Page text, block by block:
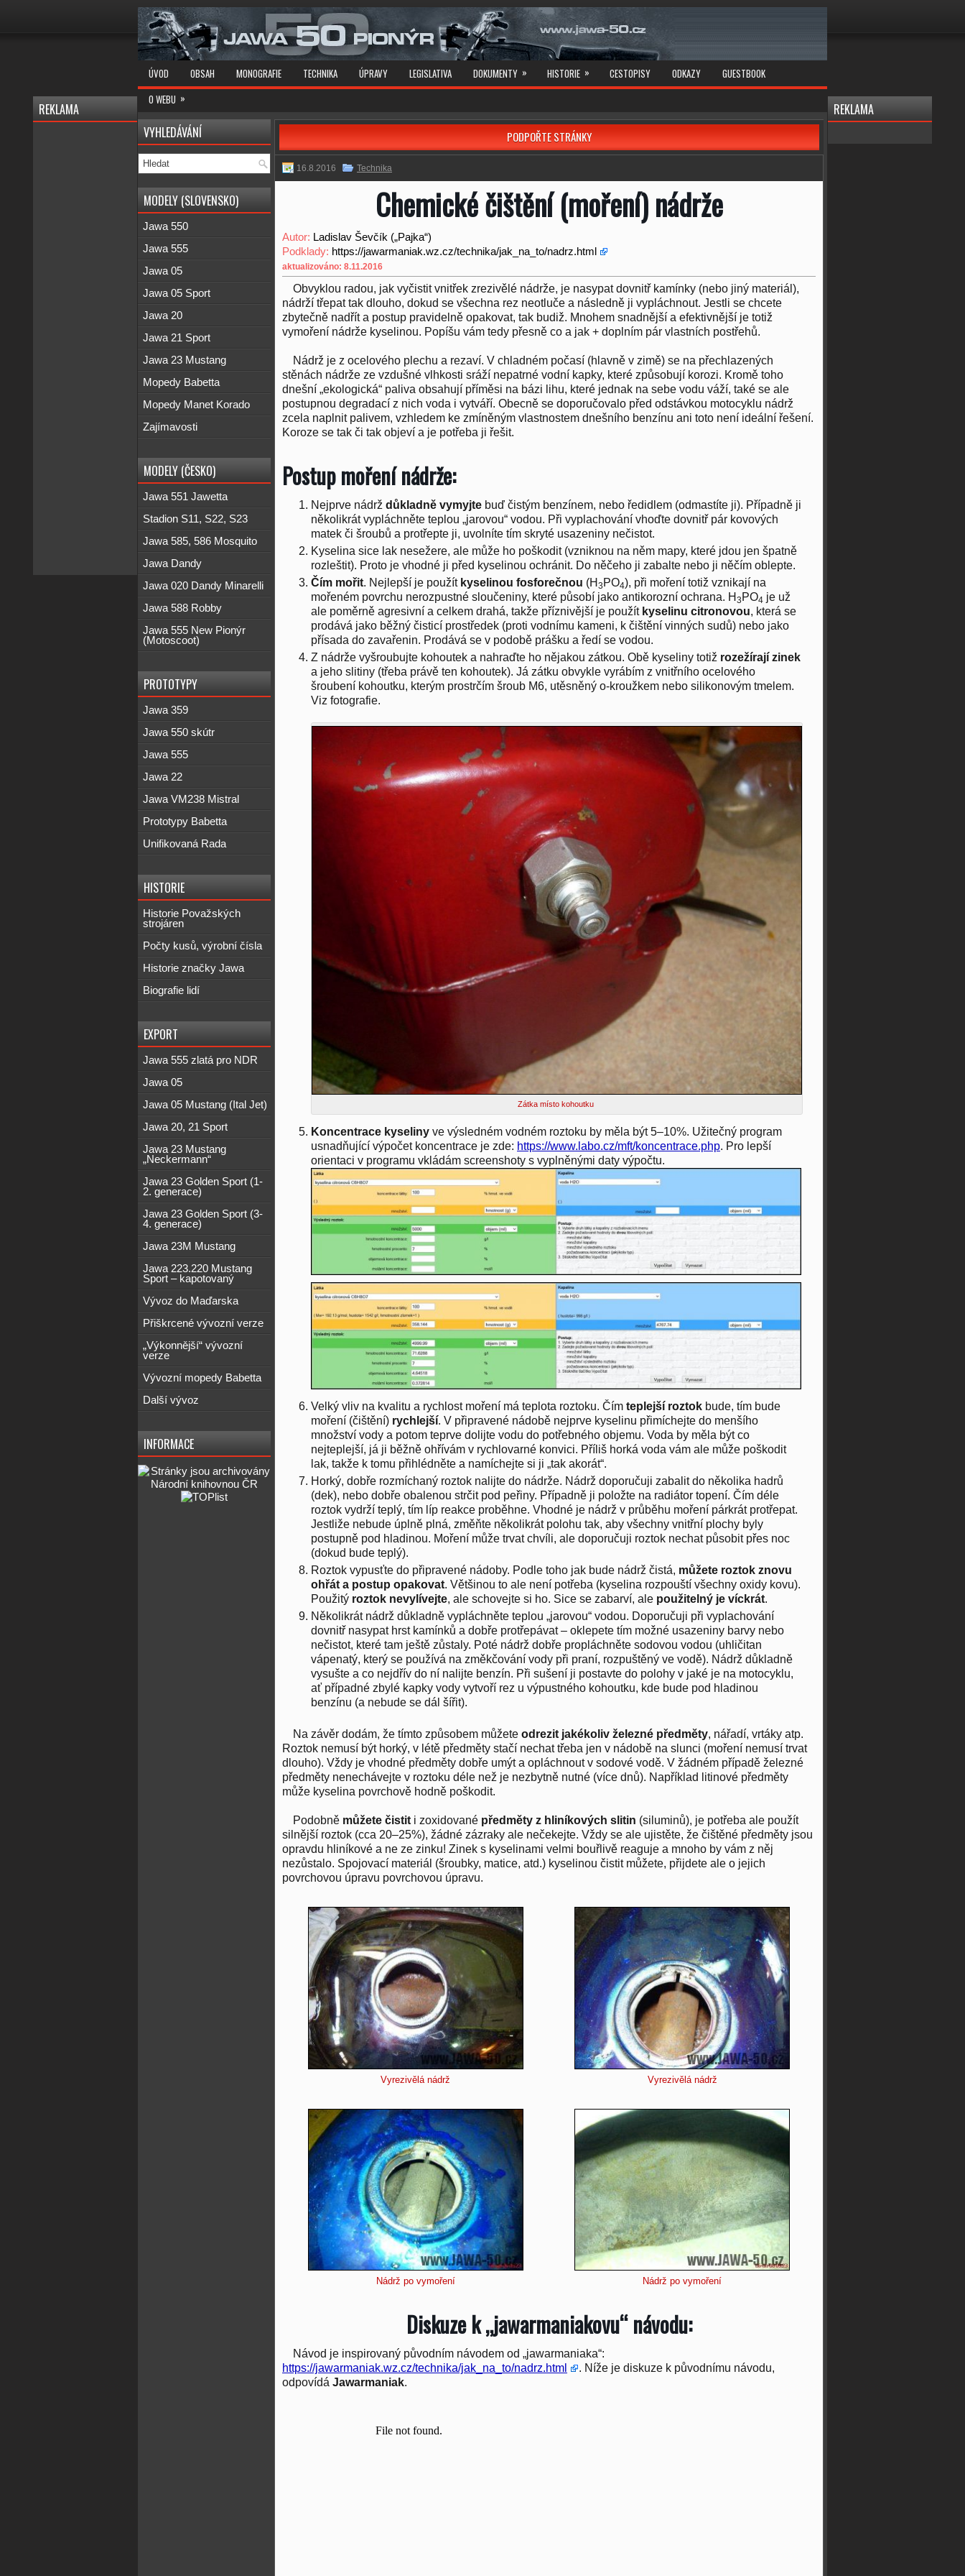
ÚVOD OBSAH MONOGRAFIE TECHNIKA ÚPRAVY LEGISLATIVA DOKUMENTY » HISTORIE » CESTOPISY ODKAZY
GUESTBOOK
O WEBU »
REKLAMA
REKLAMA
PODPOŘTE STRÁNKY
16.8.2016 Technika
Chemické čištění (moření) nádrže
Autor: Ladislav Ševčík („Pajka“)
Podklady: https://jawarmaniak.wz.cz/technika/jak_na_to/nadrz.html
aktualizováno: 8.11.2016
Obvyklou radou, jak vyčistit vnitřek zrezivělé nádrže, je nasypat dovnitř kamínky (nebo jiný materiál),
nádrží třepat tak dlouho, dokud se všechna rez neotluče a následně ji vypláchnout. Jestli se chcete
zbytečně nadřít a postup pravidelně opakovat, tak budiž. Mnohem snadnější a efektivnější je totiž
vymoření nádrže kyselinou. Popíšu vám tedy přesně co a jak + doplním pár vlastních postřehů.
Nádrž je z ocelového plechu a rezaví. V chladném počasí (hlavně v zimě) se na přechlazených
stěnách nádrže ze vzdušné vlhkosti sráží nepatrné vodní kapky, které způsobují korozi. Kromě toho
dnešní „ekologická“ paliva obsahují příměsi na bázi lihu, které jednak na sebe vodu váží, také se ale
postupnou degradací z nich voda i vytváří. Obecně se doporučovalo před odstávkou motocyklu nádrž
zcela naplnit palivem, vzhledem ke zmíněným vlastnostem dnešního benzínu ani toto není ideální řešení.
Koroze se tak či tak objeví a je potřeba ji řešit.
Postup moření nádrže:
Nejprve nádrž důkladně vymyjte buď čistým benzínem, nebo ředidlem (odmastíte ji). Případně ji
několikrát vypláchněte teplou „jarovou“ vodou. Při vyplachování vhoďte dovnitř pár kovových
matek či šroubů a protřepte ji, uvolníte tím skryté usazeniny nečistot.
Kyselina sice lak nesežere, ale může ho poškodit (vzniknou na něm mapy, které jdou jen špatně
rozleštit). Proto je vhodné ji před kyselinou ochránit. Do něčeho ji zabalte nebo ji něčím oblepte.
Čím mořit. Nejlepší je použít kyselinou fosforečnou (H 3 PO4), při moření totiž vznikají na
mořeném povrchu nerozpustné sloučeniny, které působí jako antikorozní ochrana. H 3 PO4 je už
ale poměrně agresivní a celkem drahá, takže příznivější je použít kyselinu citronovou, která se
prodává jako běžný čisticí prostředek (proti vodnímu kameni, k čištění vinných sudů) nebo jako
přísada do zavařenin. Prodává se v podobě prášku a ředí se vodou.
Z nádrže vyšroubujte kohoutek a nahraďte ho nějakou zátkou. Obě kyseliny totiž rozežírají zinek
a jeho slitiny (třeba právě ten kohoutek). Já zátku obvykle vyrábím z vnitřního ocelového
šroubení kohoutku, kterým prostrčím šroub M6, utěsněný o-kroužkem nebo silikonovým tmelem.
Viz fotografie.
Zátka místo kohoutku
Koncentrace kyseliny ve výsledném vodném roztoku by měla být 5–10%. Užitečný program
usnadňující výpočet koncentrace je zde: https://www.labo.cz/mft/koncentrace.php. Pro lepší
orientaci v programu vkládám screenshoty s vyplněnými daty výpočtu.
Velký vliv na kvalitu a rychlost moření má teplota roztoku. Čím teplejší roztok bude, tím bude
moření (čištění) rychlejší. V připravené nádobě nejprve kyselinu přimíchejte do menšího
množství vody a potom teprve dolijte vodu do potřebného objemu. Voda by měla být co
nejteplejší, já ji běžně ohřívám v rychlovarné konvici. Příliš horká voda vám ale může poškodit
lak, takže k tomu přihlédněte a namíchejte si ji „tak akorát“.
Horký, dobře rozmíchaný roztok nalijte do nádrže. Nádrž doporučuji zabalit do několika hadrů
(dek), nebo dobře obalenou strčit pod peřiny. Případně ji položte na radiátor topení. Čím déle
roztok vydrží teplý, tím líp reakce proběhne. Vhodné je nádrž v průběhu moření párkrát protřepat.
Jestliže nebude úplně plná, změňte několikrát polohu tak, aby všechny vnitřní plochy byly
postupně pod hladinou. Moření může trvat chvíli, ale doporučuji roztok nechat působit přes noc
(dokud bude teplý).
Roztok vypusťte do připravené nádoby. Podle toho jak bude nádrž čistá, můžete roztok znovu
ohřát a postup opakovat. Většinou to ale není potřeba (kyselina rozpouští všechny oxidy kovu).
Použitý roztok nevylívejte, ale schovejte si ho. Sice se zabarví, ale použitelný je víckrát.
Několikrát nádrž důkladně vypláchněte teplou „jarovou“ vodou. Doporučuji při vyplachování
dovnitř nasypat hrst kamínků a dobře protřepávat – oklepete tím možné usazeniny barvy nebo
nečistot, které tam ještě zůstaly. Poté nádrž dobře propláchněte sodovou vodou (uhličitan
vápenatý, který se používá na změkčování vody při praní, rozpuštěný ve vodě). Nádrž důkladně
vysušte a co nejdřív do ní nalijte benzín. Při sušení ji postavte do polohy v jaké je na motocyklu,
ať případné zbylé kapky vody vytvoří rez u výpustného kohoutku, kde bude pod hladinou
benzínu (a nebude se dál šířit).
Na závěr dodám, že tímto způsobem můžete odrezit jakékoliv železné předměty, nářadí, vrtáky atp.
Roztok nemusí být horký, v létě předměty stačí nechat třeba jen v nádobě na slunci (moření nemusí trvat
dlouho). Vždy je vhodné předměty dobře umýt a opláchnout v sodové vodě. V žádném případě železné
předměty nenechávejte v roztoku déle než je nezbytně nutné (více dnů). Například litinové předměty
může kyselina povrchově hodně poškodit.
Podobně můžete čistit i zoxidované předměty z hliníkových slitin (siluminů), je potřeba ale použít
silnější roztok (cca 20–25%), žádné zázraky ale nečekejte. Vždy se ale ujistěte, že čištěné předměty jsou
opravdu hliníkové a ne ze zinku! Zinek s kyselinami velmi bouřlivě reaguje a mnoho by vám z něj
nezůstalo. Spojovací materiál (šroubky, matice, atd.) kyselinou čistit můžete, přijdete ale o jejich
povrchovou úpravu povrchovou úpravu.
Vyrezivělá nádrž Vyrezivělá nádrž
Nádrž po vymoření Nádrž po vymoření
Diskuze k „jawarmaniakovu“ návodu:
Návod je inspirovaný původním návodem od „jawarmaniaka“:
https://jawarmaniak.wz.cz/technika/jak_na_to/nadrz.html
. Níže je diskuze k původnímu návodu,
odpovídá Jawarmaniak.
VYHLEDÁVÁNÍ
MODELY (SLOVENSKO)
Jawa 550
Jawa 555
Jawa 05
Jawa 05 Sport
Jawa 20
Jawa 21 Sport
Jawa 23 Mustang
Mopedy Babetta
Mopedy Manet Korado
Zajímavosti
MODELY (ČESKO)
Jawa 551 Jawetta
Stadion S11, S22, S23
Jawa 585, 586 Mosquito
Jawa Dandy
Jawa 020 Dandy Minarelli
Jawa 588 Robby
Jawa 555 New Pionýr
(Motoscoot)
PROTOTYPY
Jawa 359
Jawa 550 skútr
Jawa 555
Jawa 22
Jawa VM238 Mistral
Prototypy Babetta
Unifikovaná Rada
HISTORIE
Historie Považských
strojáren
Počty kusů, výrobní čísla
Historie značky Jawa
Biografie lidí
EXPORT
Jawa 555 zlatá pro NDR
Jawa 05
Jawa 05 Mustang (Ital Jet)
Jawa 20, 21 Sport
Jawa 23 Mustang
„Neckermann“
Jawa 23 Golden Sport (1-
2. generace)
Jawa 23 Golden Sport (3-
4. generace)
Jawa 23M Mustang
Jawa 223.220 Mustang
Sport – kapotovaný
Vývoz do Maďarska
Přiškrcené vývozní verze
„Výkonnější“ vývozní
verze
Vývozní mopedy Babetta
Další vývoz
INFORMACE